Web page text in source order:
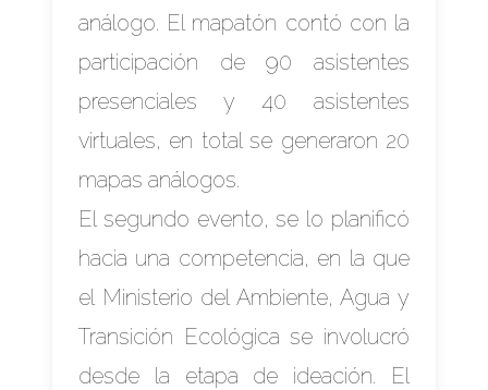
análogo. El mapatón contó con la
participación de 90 asistentes
presenciales y 40 asistentes
virtuales, en total se generaron 20
mapas análogos.
El segundo evento, se lo planificó
hacia una competencia, en la que
el Ministerio del Ambiente, Agua y
Transición Ecológica se involucró
desde la etapa de ideación. El